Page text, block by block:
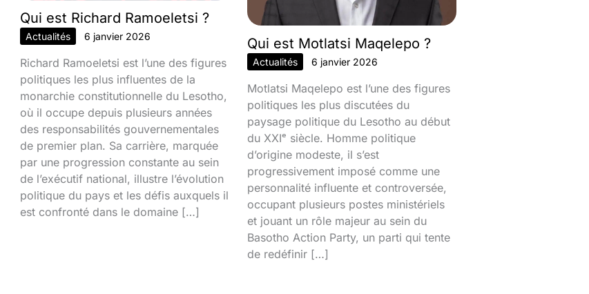
Qui est Richard Ramoeletsi ?
Actualités 6 janvier 2026
Richard Ramoeletsi est l’une des figures
politiques les plus influentes de la
monarchie constitutionnelle du Lesotho,
où il occupe depuis plusieurs années
des responsabilités gouvernementales
de premier plan. Sa carrière, marquée
par une progression constante au sein
de l’exécutif national, illustre l’évolution
politique du pays et les défis auxquels il
est confronté dans le domaine […]
Qui est Motlatsi Maqelepo ?
Actualités 6 janvier 2026
Motlatsi Maqelepo est l’une des figures
politiques les plus discutées du
paysage politique du Lesotho au début
du XXIᵉ siècle. Homme politique
d’origine modeste, il s’est
progressivement imposé comme une
personnalité influente et controversée,
occupant plusieurs postes ministériels
et jouant un rôle majeur au sein du
Basotho Action Party, un parti qui tente
de redéfinir […]